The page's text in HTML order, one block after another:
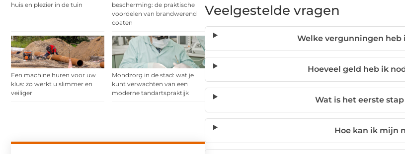
huis en plezier in de tuin
bescherming: de praktische
voordelen van brandwerend
coaten
Een machine huren voor uw
klus: zo werkt u slimmer en
veiliger
Mondzorg in de stad: wat je
kunt verwachten van een
moderne tandartspraktijk
Veelgestelde vragen
Welke vergunningen
Hoeveel geld heb ik
Wat is het eerste
Hoe kan ik mijn